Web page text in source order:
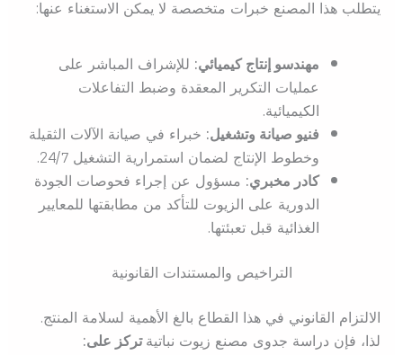
يتطلب هذا المصنع خبرات متخصصة لا يمكن الاستغناء عنها:
مهندسو إنتاج كيميائي:للإشراف المباشر على
عمليات التكرير المعقدة وضبط التفاعلات
الكيميائية.
فنيو صيانة وتشغيل:خبراء في صيانة الآلات الثقيلة
وخطوط الإنتاج لضمان استمرارية التشغيل 24/7.
كادر مخبري:مسؤول عن إجراء فحوصات الجودة
الدورية على الزيوت للتأكد من مطابقتها للمعايير
الغذائية قبل تعبئتها.
التراخيص والمستندات القانونية
الالتزام القانوني في هذا القطاع بالغ الأهمية لسلامة المنتج.
لذا، فإن دراسة جدوى مصنع زيوت نباتيةتركز على: